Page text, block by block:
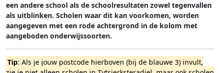
een andere school als de schoolresultaten zowel tegenvallen
als uitblinken. Scholen waar dit kan voorkomen, worden
aangegeven met een rode achtergrond in de kolom met
aangeboden onderwijssoorten.
Tip: Als je jouw postcode hierboven (bij de blauwe 3) invult,